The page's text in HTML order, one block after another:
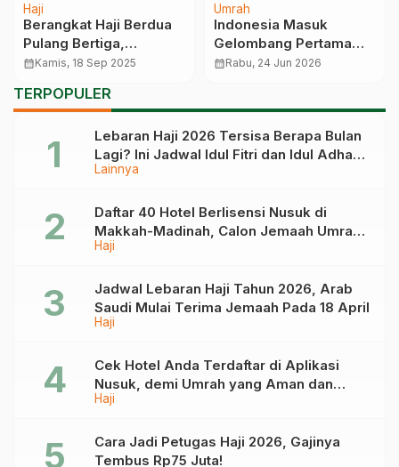
Haji
Berangkat Haji Berdua
Pulang Bertiga,
Pasangan Jemaah Asal
Buah Hati saat Tawaf
calendar_monthKamis, 18 Sep 2025
Umrah
Indonesia Masuk
Gelombang Pertama
Program Umrah Gratis
Diberangkatkan
calendar_monthRabu, 24 Jun 2026
TERPOPULER
Lainnya
Lebaran Haji 2026 Tersisa Berapa Bulan
Lagi? Ini Jadwal Idul Fitri dan Idul Adha
Tahun Depan
Haji
Daftar 40 Hotel Berlisensi Nusuk di
Makkah-Madinah, Calon Jemaah Umrah
Cek di Sini
Haji
Jadwal Lebaran Haji Tahun 2026, Arab
Saudi Mulai Terima Jemaah Pada 18 April
Haji
Cek Hotel Anda Terdaftar di Aplikasi
Nusuk, demi Umrah yang Aman dan
Tidak Dimanipulasi
Cara Jadi Petugas Haji 2026, Gajinya
Tembus Rp75 Juta!